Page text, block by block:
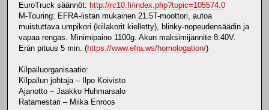
EuroTruck säännöt: http://rc10.fi/index.php?topic=105574.0
M-Touring: EFRA-listan mukainen 21.5T-moottori, autoa
muistuttava umpikori (kiilakorit kielletty), blinky-nopeudensäädin ja
vapaa rengas. Minimipaino 1100g. Akun maksimijännite 8.40V.
Erän pituus 5 min. (https://www.efra.ws/homologation/)
Kilpailuorganisaatio:
Kilpailun johtaja – Ilpo Koivisto
Ajanotto – Jaakko Huhmarsalo
Ratamestari – Miika Enroos